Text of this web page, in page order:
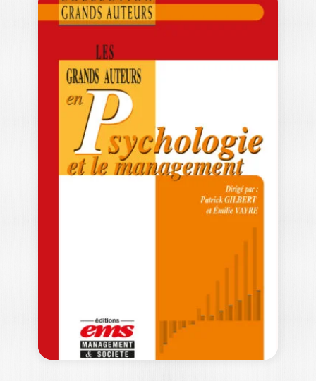
LES GRANDS
AUTEURS EN
GESTION DES…
49,00 €